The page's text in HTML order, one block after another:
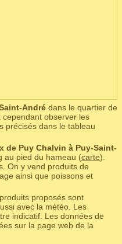
André dans le quartier de
cependant observer les
précisés dans le tableau
de Puy Chalvin à Puy-Saint-
au pied du hameau (carte).
On y vend produits de
ainsi que poissons et
proposés sont
avec la météo. Les
indicatif. Les données de
sur la page web de la